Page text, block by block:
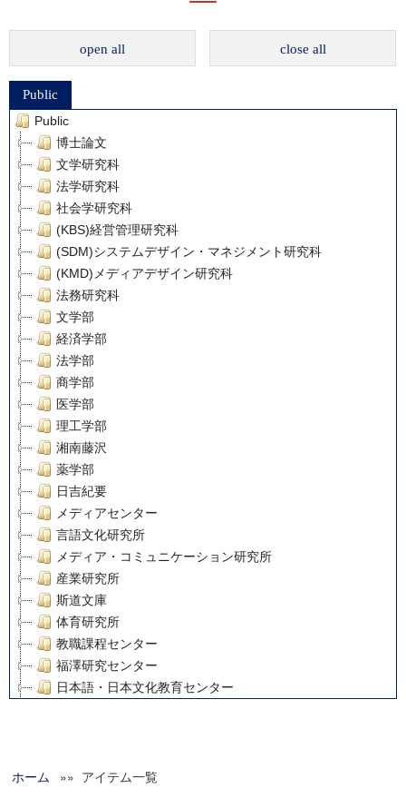
open all close all
Public
Public
博士論文
文学研究科
法学研究科
社会学研究科
(KBS)経営管理研究科
(SDM)システムデザイン・マネジメント研究科
(KMD)メディアデザイン研究科
法務研究科
文学部
経済学部
法学部
商学部
医学部
理工学部
湘南藤沢
薬学部
日吉紀要
メディアセンター
言語文化研究所
メディア・コミュニケーション研究所
産業研究所
斯道文庫
体育研究所
教職課程センター
福澤研究センター
日本語・日本文化教育センター
グローバルリサーチインスティテュート
ホーム »» アイテム一覧